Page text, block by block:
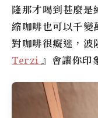
隆那才喝到甚麼是
縮咖啡也可以千變
對咖啡很癡迷，波
Terzi 』會讓你印